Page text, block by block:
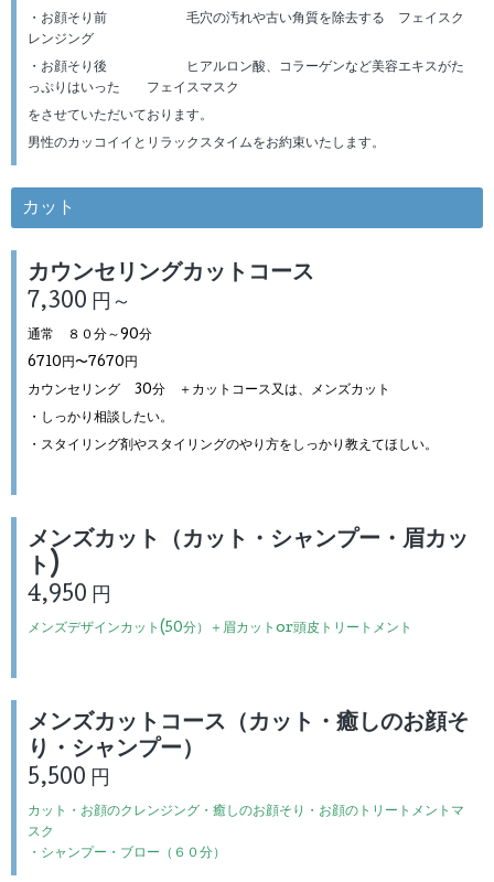
・お顔そり前 毛穴の汚れや古い角質を除去する フェイスク
レンジング
・お顔そり後 ヒアルロン酸、コラーゲンなど美容エキスがた
っぷりはいった フェイスマスク
をさせていただいております。
男性のカッコイイとリラックスタイムをお約束いたします。
カット
カウンセリングカットコース
7,300 円～
通常 ８０分～90分
6710円〜7670円
カウンセリング 30分 ＋カットコース又は、メンズカット
・しっかり相談したい。
・スタイリング剤やスタイリングのやり方をしっかり教えてほしい。
メンズカット（カット・シャンプー・眉カッ
ト)
4,950 円
メンズデザインカット(50分）＋眉カットor頭皮トリートメント
メンズカットコース（カット・癒しのお顔そ
り・シャンプー）
5,500 円
カット・お顔のクレンジング・癒しのお顔そり・お顔のトリートメントマ
スク
・シャンプー・ブロー （６０分）